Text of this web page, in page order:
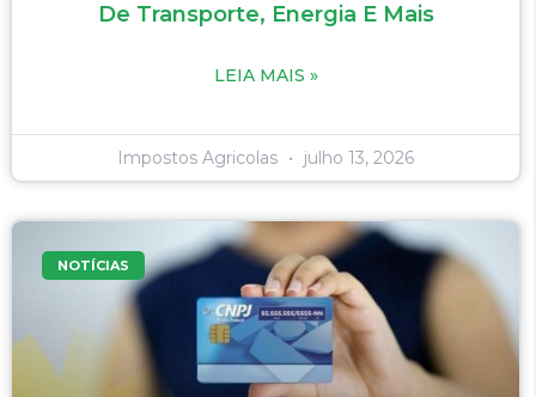
De Transporte, Energia E Mais
LEIA MAIS »
Impostos Agricolas julho 13, 2026
NOTÍCIAS